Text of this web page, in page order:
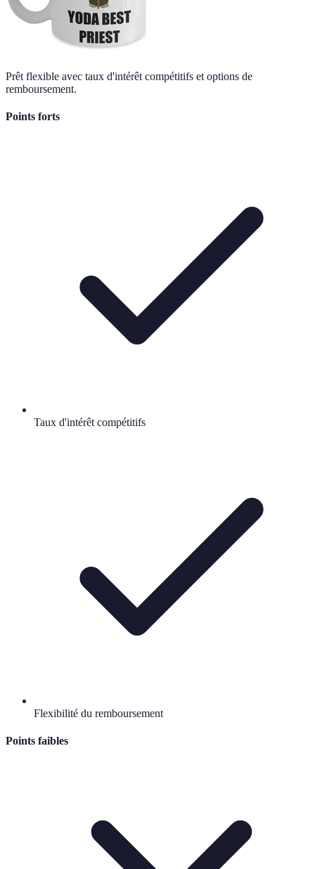
Prêt flexible avec taux d'intérêt compétitifs et options de
remboursement.
Points forts
Taux d'intérêt compétitifs
Flexibilité du remboursement
Points faibles